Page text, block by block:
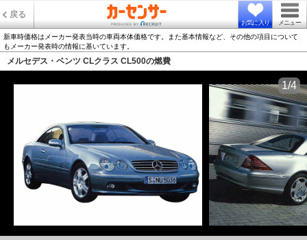
戻る
お気に入り メニュー
新車時価格はメーカー発表当時の車両本体価格です。また基本情報など、その他の項目について
もメーカー発表時の情報に基いています。
メルセデス・ベンツ CLクラス CL500の燃費
1/4